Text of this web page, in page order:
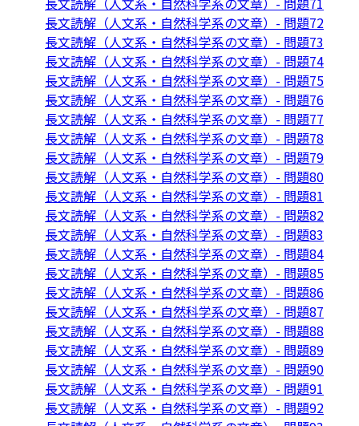
長文読解（人文系・自然科学系の文章）- 問題72
長文読解（人文系・自然科学系の文章）- 問題73
長文読解（人文系・自然科学系の文章）- 問題74
長文読解（人文系・自然科学系の文章）- 問題75
長文読解（人文系・自然科学系の文章）- 問題76
長文読解（人文系・自然科学系の文章）- 問題77
長文読解（人文系・自然科学系の文章）- 問題78
長文読解（人文系・自然科学系の文章）- 問題79
長文読解（人文系・自然科学系の文章）- 問題80
長文読解（人文系・自然科学系の文章）- 問題81
長文読解（人文系・自然科学系の文章）- 問題82
長文読解（人文系・自然科学系の文章）- 問題83
長文読解（人文系・自然科学系の文章）- 問題84
長文読解（人文系・自然科学系の文章）- 問題85
長文読解（人文系・自然科学系の文章）- 問題86
長文読解（人文系・自然科学系の文章）- 問題87
長文読解（人文系・自然科学系の文章）- 問題88
長文読解（人文系・自然科学系の文章）- 問題89
長文読解（人文系・自然科学系の文章）- 問題90
長文読解（人文系・自然科学系の文章）- 問題91
長文読解（人文系・自然科学系の文章）- 問題92